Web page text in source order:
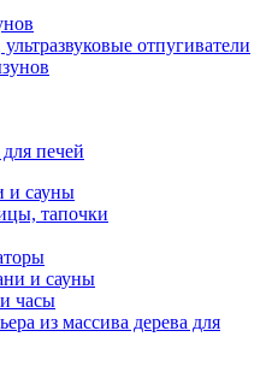
отпугиватели
печей
и сауны
тапочки
и сауны
часы
из массива дерева для